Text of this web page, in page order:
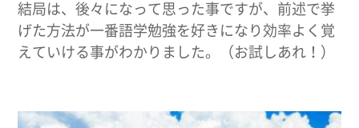
結局は、後々になって思った事ですが、前述で挙
げた方法が一番語学勉強を好きになり効率よく覚
えていける事がわかりました。（お試しあれ！）